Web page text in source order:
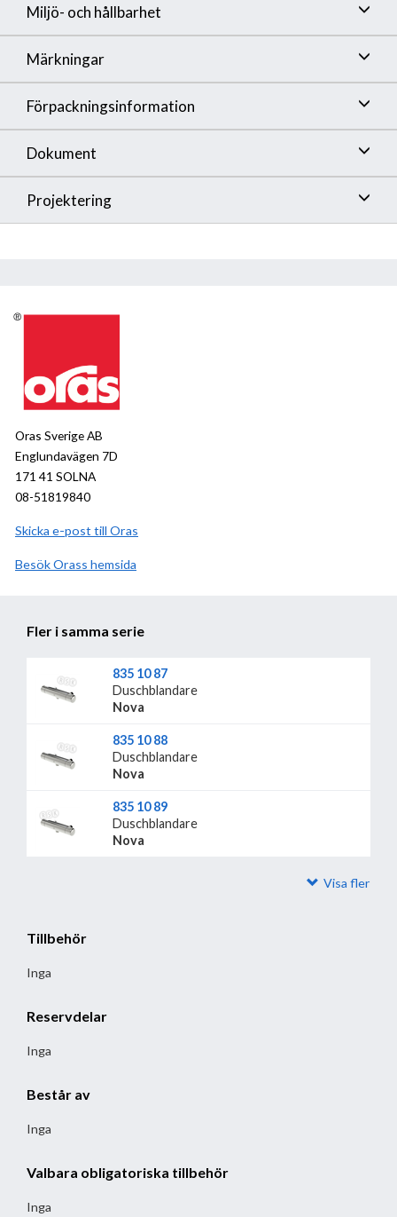
Miljö- och hållbarhet
Märkningar
Förpackningsinformation
Dokument
Projektering
Oras Sverige AB
Englundavägen 7D
171 41 SOLNA
08-51819840
Skicka e-post till Oras
BesökOras hemsida
Fler i samma serie
835 10 87
Duschblandare
Nova
835 10 88
Duschblandare
Nova
835 10 89
Duschblandare
Nova
Visa fler
Tillbehör
Inga
Reservdelar
Inga
Består av
Inga
Valbara obligatoriska tillbehör
Inga